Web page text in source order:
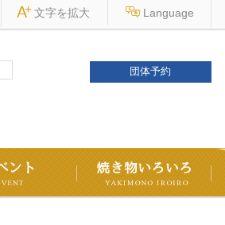
文字を拡大 Language
団体予約